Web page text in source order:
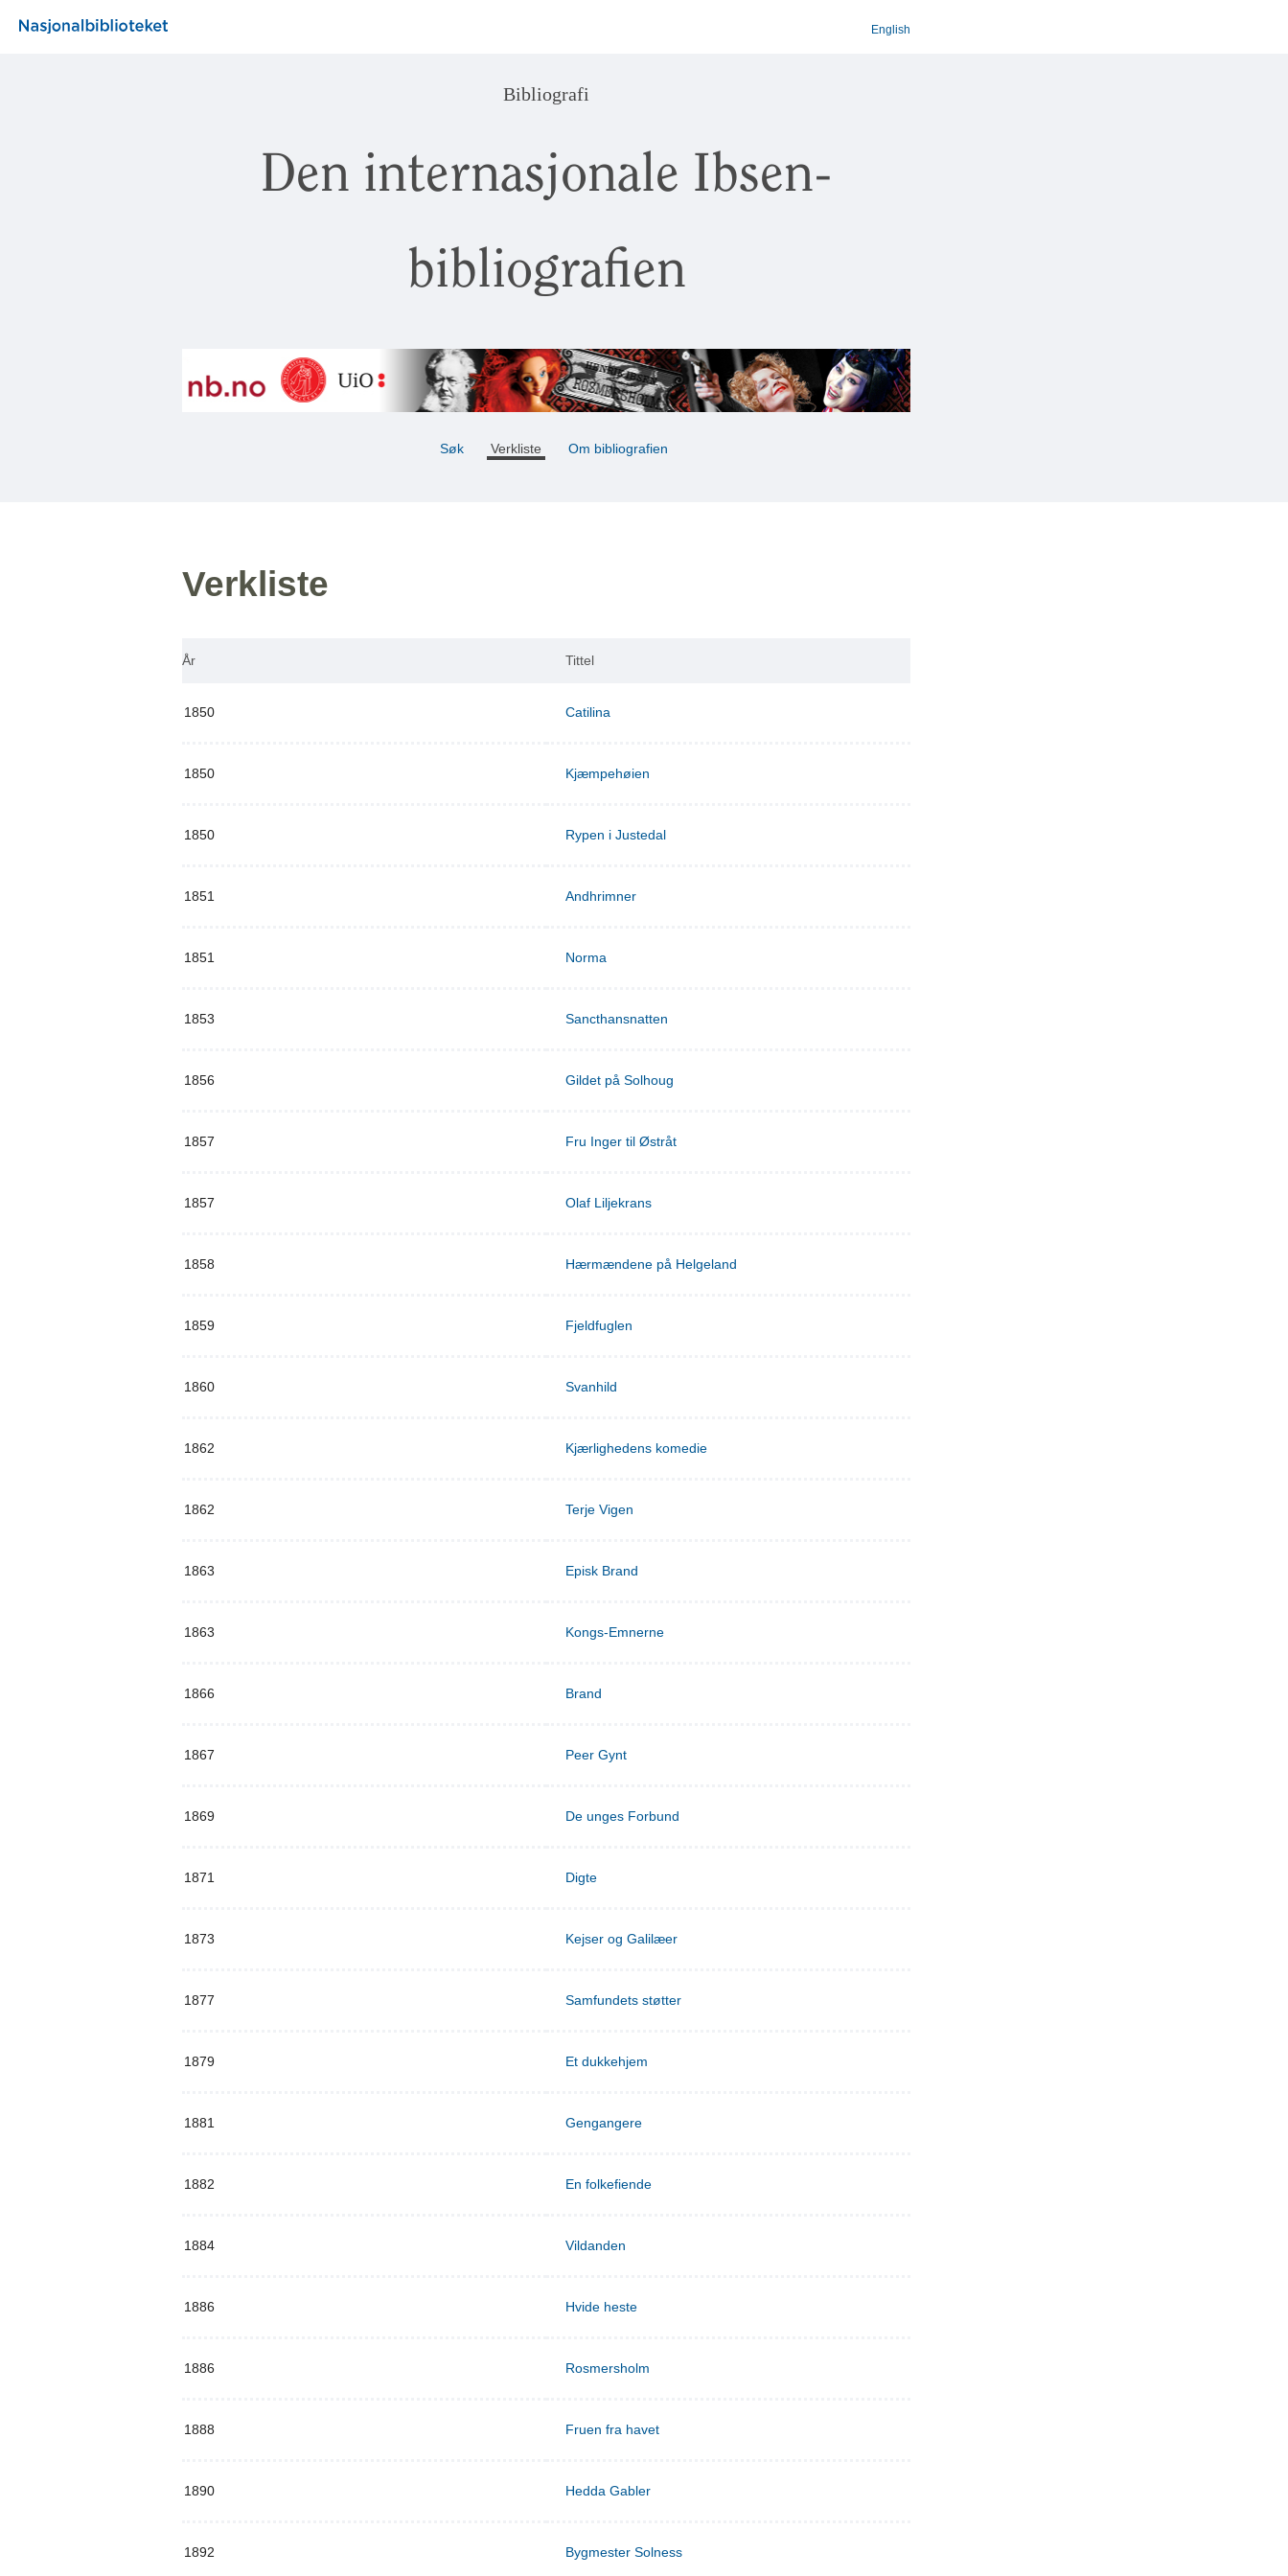
English
Bibliografi
Den internasjonale Ibsen-
bibliografien
Søk Verkliste Om bibliografien
Verkliste
År Tittel
1850 Catilina
1850 Kjæmpehøien
1850 Rypen i Justedal
1851 Andhrimner
1851 Norma
1853 Sancthansnatten
1856 Gildet på Solhoug
1857 Fru Inger til Østråt
1857 Olaf Liljekrans
1858 Hærmændene på Helgeland
1859 Fjeldfuglen
1860 Svanhild
1862 Kjærlighedens komedie
1862 Terje Vigen
1863 Episk Brand
1863 Kongs-Emnerne
1866 Brand
1867 Peer Gynt
1869 De unges Forbund
1871 Digte
1873 Kejser og Galilæer
1877 Samfundets støtter
1879 Et dukkehjem
1881 Gengangere
1882 En folkefiende
1884 Vildanden
1886 Hvide heste
1886 Rosmersholm
1888 Fruen fra havet
1890 Hedda Gabler
1892 Bygmester Solness